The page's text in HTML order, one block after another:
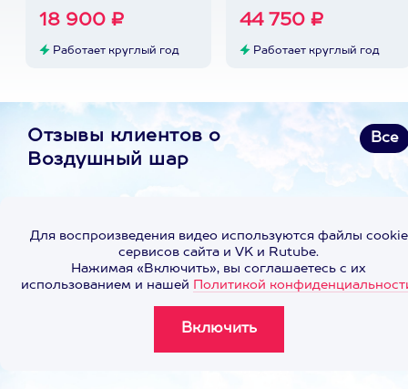
18 900 ₽
Работает круглый год
44 750 ₽
Работает круглый год
Отзывы клиентов о
Воздушный шар
Все
Для воспроизведения видео используются файлы cookie
сервисов сайта и VK и Rutube.
Нажимая «Включить», вы соглашаетесь с их
использованием и нашей Политикой